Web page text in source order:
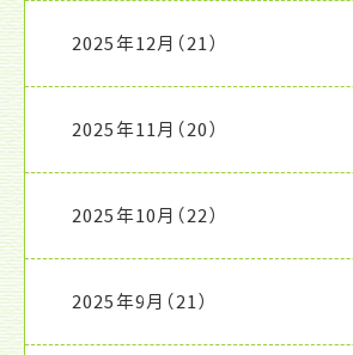
2025年12月 （21）
2025年11月 （20）
2025年10月 （22）
2025年9月 （21）